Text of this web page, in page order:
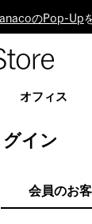
のPop-Up
Design
オフィス
グイン
会員のお